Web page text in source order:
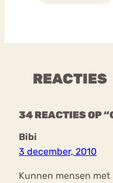
REACTIES
34 REACTIES OP
Bibi
3 december, 2010
Kunnen mensen